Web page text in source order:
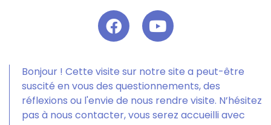
Bonjour ! Cette visite sur notre site a peut-être
suscité en vous des questionnements, des
réflexions ou l'envie de nous rendre visite. N’hésitez
pas à nous contacter, vous serez accueilli avec